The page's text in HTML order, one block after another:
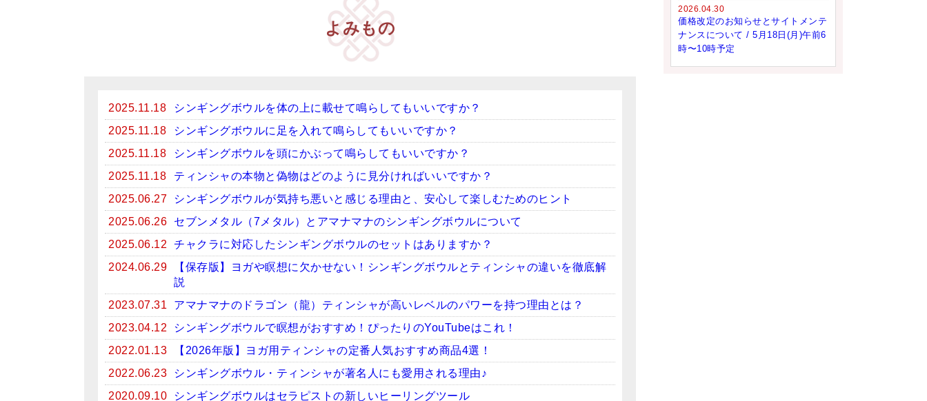
よみもの
2025.11.18
シンギングボウルを体の上に載せて鳴らしてもいいですか？
2025.11.18
シンギングボウルに足を入れて鳴らしてもいいですか？
2025.11.18
シンギングボウルを頭にかぶって鳴らしてもいいですか？
2025.11.18
ティンシャの本物と偽物はどのように見分ければいいですか？
2025.06.27
シンギングボウルが気持ち悪いと感じる理由と、安心して楽しむためのヒント
2025.06.26
セブンメタル（7メタル）とアマナマナのシンギングボウルについて
2025.06.12
チャクラに対応したシンギングボウルのセットはありますか？
2024.06.29
【保存版】ヨガや瞑想に欠かせない！シンギングボウルとティンシャの違いを徹底解
説
2023.07.31
アマナマナのドラゴン（龍）ティンシャが高いレベルのパワーを持つ理由とは？
2023.04.12
シンギングボウルで瞑想がおすすめ！ぴったりのYouTubeはこれ！
2022.01.13
【2026年版】ヨガ用ティンシャの定番人気おすすめ商品4選！
2022.06.23
シンギングボウル・ティンシャが著名人にも愛用される理由♪
2020.09.10
シンギングボウルはセラピストの新しいヒーリングツール
2026.04.30
価格改定のお知らせとサイトメンテ
ナンスについて / 5月18日(月)午前6
時〜10時予定